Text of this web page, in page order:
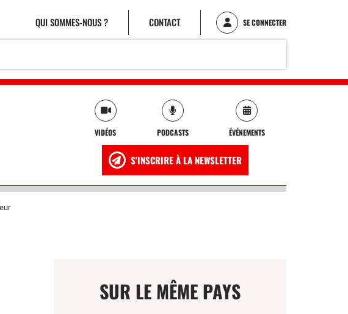
QUI SOMMES-NOUS ? CONTACT SE CONNECTER
VIDÉOS PODCASTS ÉVÉNEMENTS
S'INSCRIRE À LA NEWSLETTER
SUR LE MÊME PAYS